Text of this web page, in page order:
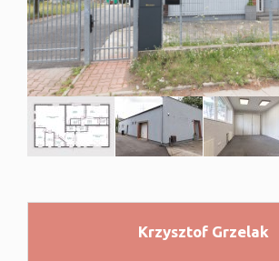
Krzysztof Grzelak